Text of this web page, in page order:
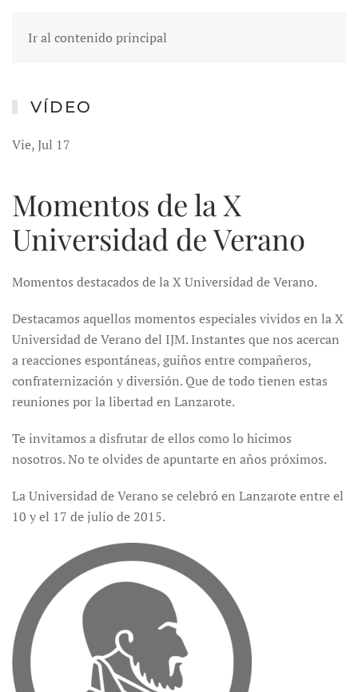
Ir al contenido principal
VÍDEO
Vie, Jul 17
Momentos de la X
Universidad de Verano
Momentos destacados de la X Universidad de Verano.
Destacamos aquellos momentos especiales vividos en la X
Universidad de Verano del IJM. Instantes que nos acercan
a reacciones espontáneas, guiños entre compañeros,
confraternización y diversión. Que de todo tienen estas
reuniones por la libertad en Lanzarote.
Te invitamos a disfrutar de ellos como lo hicimos
nosotros. No te olvides de apuntarte en años próximos.
La Universidad de Verano se celebró en Lanzarote entre el
10 y el 17 de julio de 2015.